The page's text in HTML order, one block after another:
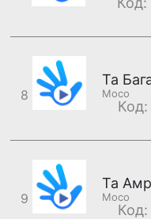
8 Moco
Код:
9 Moco
Код: